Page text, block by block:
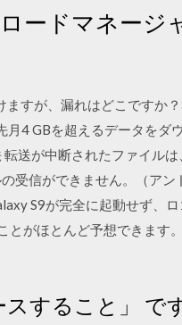
ードマネージ
すが、漏れはどこですか
4 GBを超えるデータをダ
送が中断されたファイル
受信ができません。（アン
S9が完全に起動せず、
がほとんど予想できます
すること」 で